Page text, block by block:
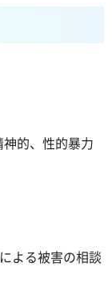
的、性的暴力
よる被害の相談